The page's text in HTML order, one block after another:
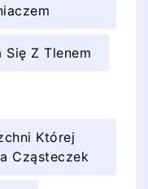
Się Z Tlenem
Której
Cząsteczek